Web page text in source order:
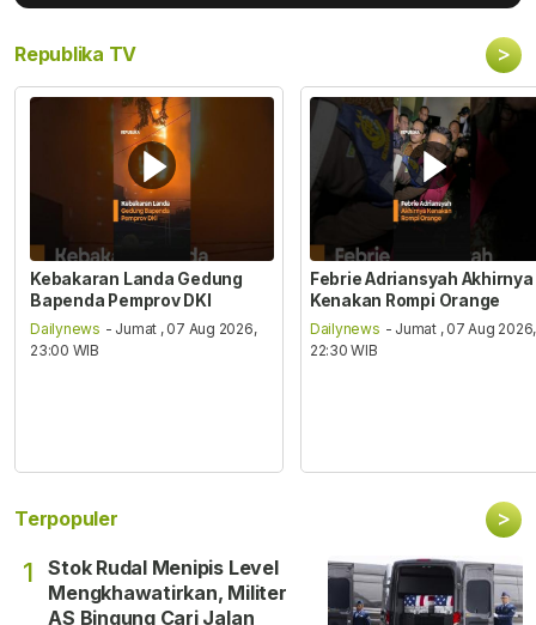
Republika TV >
Kebakaran Landa Gedung
Bapenda Pemprov DKI
Dailynews - Jumat , 07 Aug 2026,
23:00 WIB
Febrie Adriansyah Akhirnya
Kenakan Rompi Orange
Dailynews - Jumat , 07 Aug 2026,
22:30 WIB
Terpopuler >
1
Stok Rudal Menipis Level
Mengkhawatirkan, Militer
AS Bingung Cari Jalan